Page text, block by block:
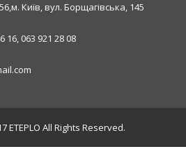
Київ, вул. Борщагівська, 145
16, 063 921 28 08
ETEPLO All Rights Reserved.